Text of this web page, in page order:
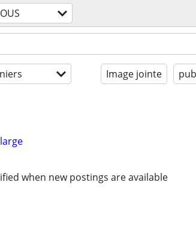
Image jointe
when new postings are available